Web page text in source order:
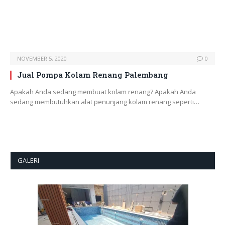
NOVEMBER 5, 2020 0
Jual Pompa Kolam Renang Palembang
Apakah Anda sedang membuat kolam renang? Apakah Anda
sedang membutuhkan alat penunjang kolam renang seperti…
GALERI